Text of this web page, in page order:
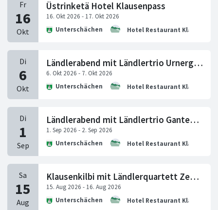
Üstrinketä Hotel Klausenpass
Unterschächen Hotel Restaurant
Ländlerabend mit Ländlertrio Urnergmüet
Unterschächen Hotel Restaurant
Ländlerabend mit Ländlertrio Gantegruess
Unterschächen Hotel Restaurant
Klausenkilbi mit Ländlerquartett Zehner-Heinzer-Muheim
Unterschächen Hotel Restaurant